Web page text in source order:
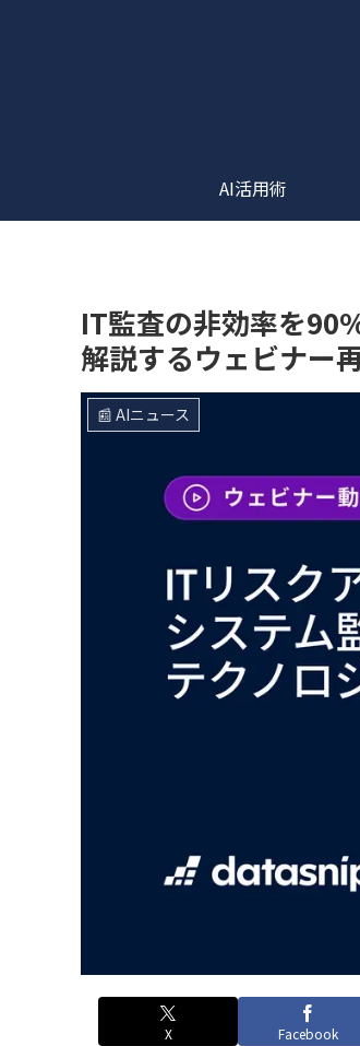
AI活用術
IT監査の非効率を
解説するウェビナー
📰 AIニュース
X Facebook